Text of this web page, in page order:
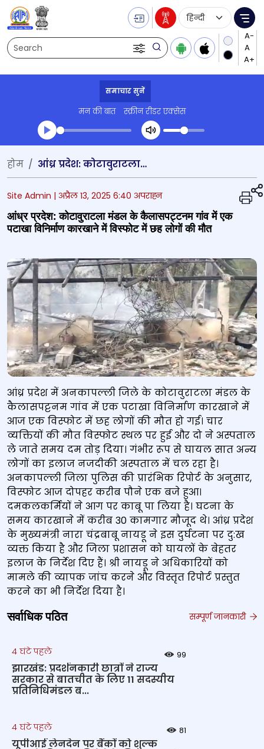
Search
Language
समाचार सुनें
मन की बात स्क्रीन रीडर एक्सेस
Transcript summary
प्ले ऑडियो
होम आंध्र प्रदेश: कोटावुराटला मंडल के कैलासपट्टनम गांव में एक पटाखा विनिर्माण कारखाने में विस्फोट में छह लोगों की मौत
Site Admin | अप्रैल 13, 2025 6:40 अपराह्न
आंध्र प्रदेश: कोटावुराटला मंडल के कैलासपट्टनम गांव में एक
पटाखा विनिर्माण कारखाने में विस्फोट में छह लोगों की मौत
आंध्र प्रदेश में अनकापल्ली जिले के कोटावुराटला मंडल के
कैलासपट्टनम गांव में एक पटाखा विनिर्माण कारखाने में
आज एक विस्फोट में छह लोगों की मौत हो गई। चार
व्‍यक्तियों की मौत विस्फोट स्थल पर हुई और दो ने अस्पताल
ले जाते समय दम तोड़ दिया। गंभीर रूप से घायल सात अन्य
लोगों का इलाज नजदीकी अस्पताल में चल रहा है।
अनकापल्ली जिला पुलिस की प्रारंभिक रिपोर्ट के अनुसार,
विस्फोट आज दोपहर करीब पौने एक बजे हुआ।
दमकलकर्मियों ने आग पर काबू पा लिया है। घटना के
समय कारखाने में करीब 30 कामगार मौजूद थे। आंध्र प्रदेश
के मुख्यमंत्री नारा चंद्रबाबू नायडू ने इस दुर्घटना पर दु:ख
व्यक्त किया है और जिला प्रशासन को घायलों के बेहतर
इलाज के निर्देश दिए हैं। श्री नायडू ने अधिकारियों को
मामले की व्यापक जांच करने और विस्तृत रिपोर्ट प्रस्तुत
करने का भी निर्देश दिया है।
सर्वाधिक पठित सम्पूर्ण जानकारी
4 घंटे पहले 99
झारखंड: प्रदर्शनकारी छात्रों ने राज्य
सरकार से बातचीत के लिए 11 सदस्यीय
प्रतिनिधिमंडल ब...
4 घंटे पहले 81
यूपीआई लेनदेन पर बैंकों को शुल्क